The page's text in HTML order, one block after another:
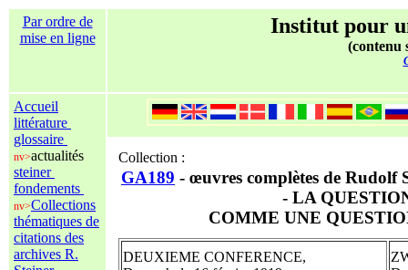
Par ordre de
mise en ligne
Institut pour
(contenu
Accueil
littérature
glossaire
nv>actualités
steiner
fondements
nv>Collections
thématiques de
citations des
archives R.
Collection :
GA189 - œuvres complètes de Rudolf
- LA
COMME UNE
DEUXIEME CONFERENCE,